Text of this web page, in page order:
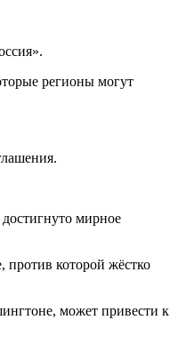
регионы могут
мирное
которой жёстко
может привести к